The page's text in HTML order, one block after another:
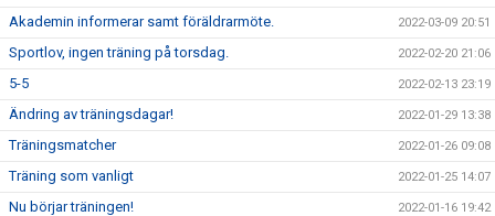
Akademin informerar samt föräldrarmöte. 2022-03-09 20:51
Sportlov, ingen träning på torsdag. 2022-02-20 21:06
5-5 2022-02-13 23:19
Ändring av träningsdagar! 2022-01-29 13:38
Träningsmatcher 2022-01-26 09:08
Träning som vanligt 2022-01-25 14:07
Nu börjar träningen! 2022-01-16 19:42